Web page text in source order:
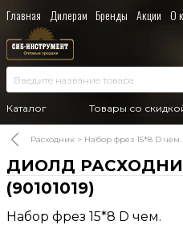
Главная Дилерам Бренды Акции О
Каталог Товары со
Расходник Набор фрез 15*8 D чем.
ДИОЛД
(90101019)
Набор фрез 15*8 D чем.